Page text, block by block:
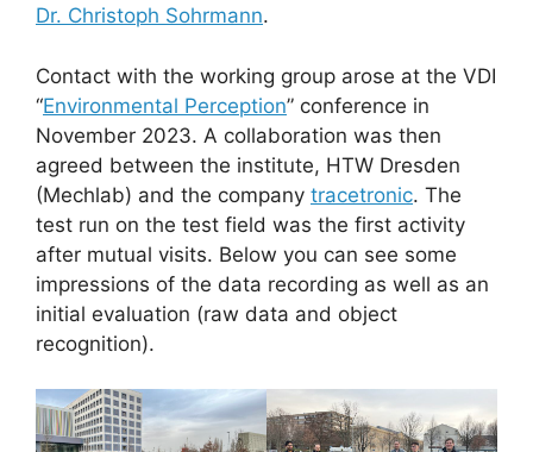
Dr. Christoph Sohrmann.
Contact with the working group arose at the VDI
“Environmental Perception” conference in
November 2023. A collaboration was then
agreed between the institute, HTW Dresden
(Mechlab) and the company tracetronic. The
test run on the test field was the first activity
after mutual visits. Below you can see some
impressions of the data recording as well as an
initial evaluation (raw data and object
recognition).